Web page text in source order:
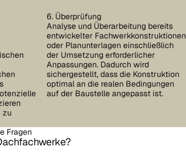
zu
6. Überprüfung
Analyse und Überarbeitung bereits
entwickelter Fachwerkkonstruktionen
oder Planunterlagen einschließlich
der Umsetzung erforderlicher
Anpassungen. Dadurch wird
sichergestellt, dass die Konstruktion
optimal an die realen Bedingungen
auf der Baustelle angepasst ist.
Fragen